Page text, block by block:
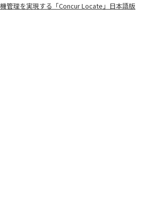
管理を実現する「Concur Locate」日本語版